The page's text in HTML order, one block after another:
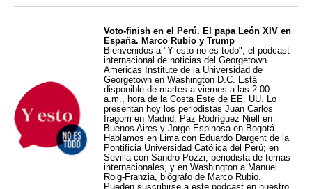
Voto-finish en el Perú. El papa León XIV en
España. Marco Rubio y Trump
Bienvenidos a "Y esto no es todo", el pódcast
internacional de noticias del Georgetown
Americas Institute de la Universidad de
Georgetown en Washington D.C. Está
disponible de martes a viernes a las 2.00
a.m., hora de la Costa Este de EE. UU. Lo
presentan hoy los periodistas Juan Carlos
Iragorri en Madrid, Paz Rodríguez Niell en
Buenos Aires y Jorge Espinosa en Bogotá.
Hablamos en Lima con Eduardo Dargent de la
Pontificia Universidad Católica del Perú; en
Sevilla con Sandro Pozzi, periodista de temas
internacionales, y en Washington a Manuel
Roig-Franzia, biógrafo de Marco Rubio.
Pueden suscribirse a este pódcast en nuestro